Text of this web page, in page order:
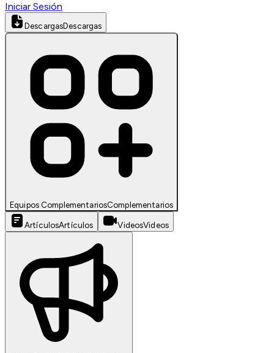
Iniciar Sesión
DescargasDescargas
Equipos ComplementariosComplementarios
ArtículosArtículos VideosVideos